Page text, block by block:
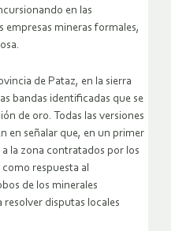
en las
empresas mineras formales,
de Pataz, en la sierra
bandas identificadas que se
de oro. Todas las versiones
en señalar que, en un primer
la zona contratados por los
respuesta al
de los minerales
disputas locales